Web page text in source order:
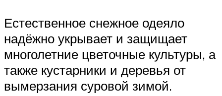
Естественное снежное одеяло
надёжно укрывает и защищает
многолетние цветочные культуры, а
также кустарники и деревья от
вымерзания суровой зимой.